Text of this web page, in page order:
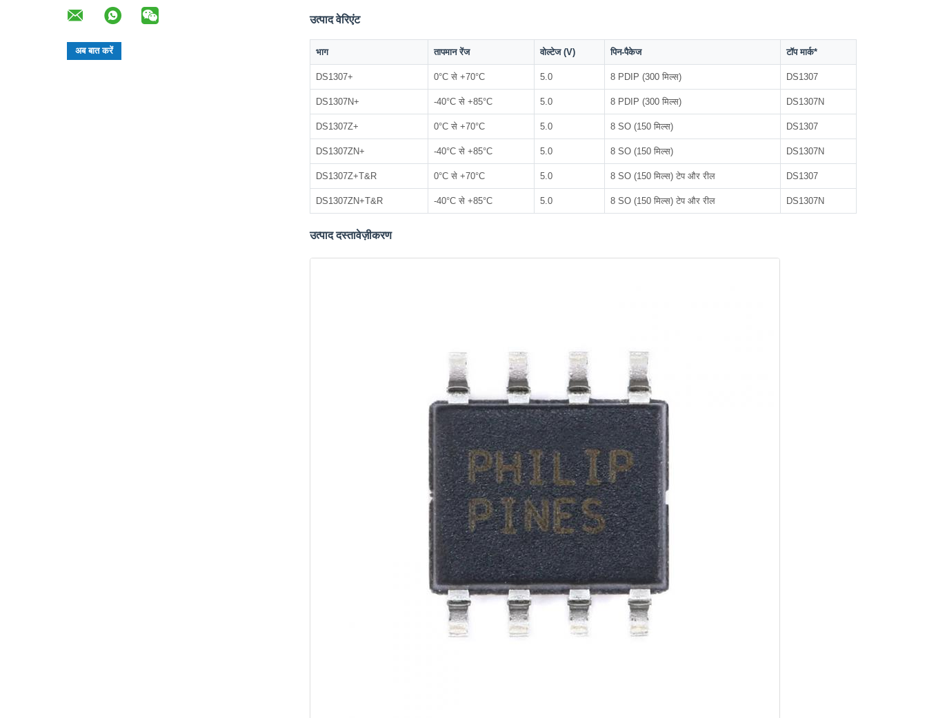
उत्पाद वेरिएंट
भाग तापमान रेंज वोल्टेज (V) पिन-पैकेज टॉप मार्क*
DS1307+ 0°C से +70°C 5.0 8 PDIP (300 मिल्स) DS1307
DS1307N+ -40°C से +85°C 5.0 8 PDIP (300 मिल्स) DS1307N
DS1307Z+ 0°C से +70°C 5.0 8 SO (150 मिल्स) DS1307
DS1307ZN+ -40°C से +85°C 5.0 8 SO (150 मिल्स) DS1307N
DS1307Z+T&R 0°C से +70°C 5.0 8 SO (150 मिल्स) टेप और रील DS1307
DS1307ZN+T&R -40°C से +85°C 5.0 8 SO (150 मिल्स) टेप और रील DS1307N
उत्पाद दस्तावेज़ीकरण